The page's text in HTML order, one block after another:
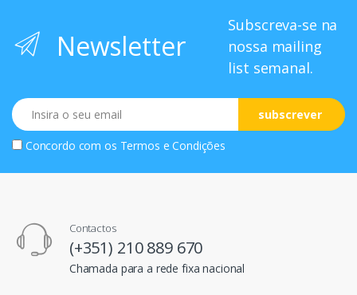
Newsletter
Subscreva-se na
nossa mailing
list semanal.
Email
subscrever
Concordo com os Termos e Condições
Contactos
(+351) 210 889 670
Chamada para a rede fixa nacional